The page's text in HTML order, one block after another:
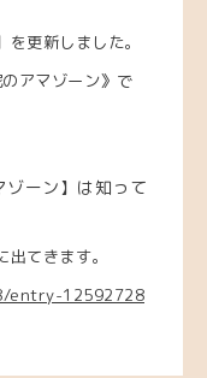
更新しました。
アマゾーン》で
ーン】は知って
てきます。
entry-12592728